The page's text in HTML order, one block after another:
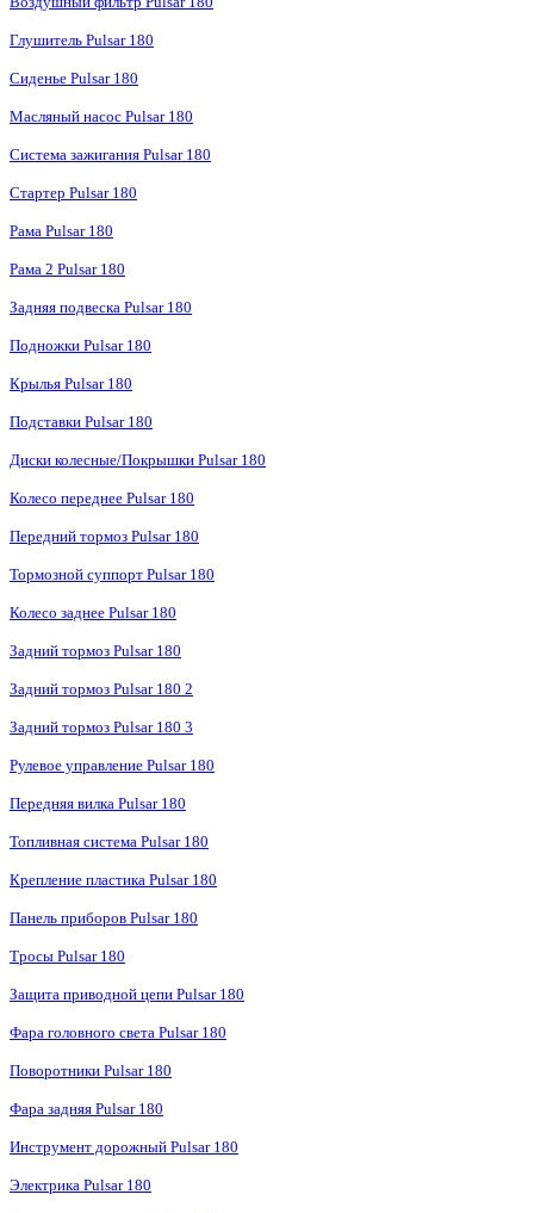
Глушитель Pulsar 180
Сиденье Pulsar 180
Масляный насос Pulsar 180
Система зажигания Pulsar 180
Стартер Pulsar 180
Рама Pulsar 180
Рама 2 Pulsar 180
Задняя подвеска Pulsar 180
Подножки Pulsar 180
Крылья Pulsar 180
Подставки Pulsar 180
Диски колесные/Покрышки Pulsar 180
Колесо переднее Pulsar 180
Передний тормоз Pulsar 180
Тормозной суппорт Pulsar 180
Колесо заднее Pulsar 180
Задний тормоз Pulsar 180
Задний тормоз Pulsar 180 2
Задний тормоз Pulsar 180 3
Рулевое управление Pulsar 180
Передняя вилка Pulsar 180
Топливная система Pulsar 180
Крепление пластика Pulsar 180
Панель приборов Pulsar 180
Тросы Pulsar 180
Защита приводной цепи Pulsar 180
Фара головного света Pulsar 180
Поворотники Pulsar 180
Фара задняя Pulsar 180
Инструмент дорожный Pulsar 180
Электрика Pulsar 180